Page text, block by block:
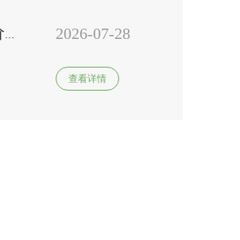
格力地暖维修报价查询是多少\格力地暖维修报价查询是多少钱2027 2026-07-28
查看详情